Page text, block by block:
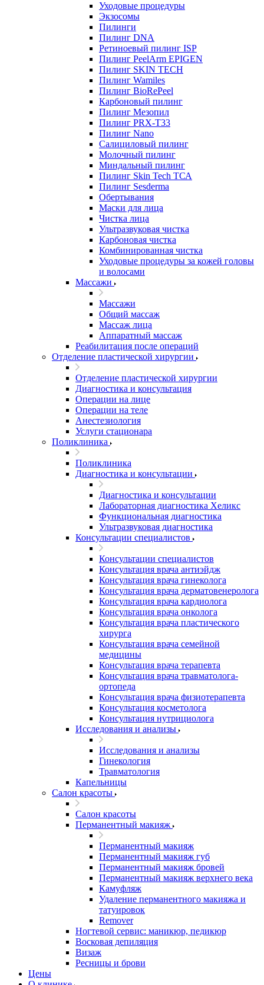
Уходовые процедуры
Экзосомы
Пилинги
Пилинг DNA
Ретиноевый пилинг ISP
Пилинг PeelArm EPIGEN
Пилинг SKIN TECH
Пилинг Wamiles
Пилинг BioRePeel
Карбоновый пилинг
Пилинг Мезопил
Пилинг PRX-T33
Пилинг Nano
Салициловый пилинг
Молочный пилинг
Миндальный пилинг
Пилинг Skin Tech ТСА
Пилинг Sesderma
Обертывания
Маски для лица
Чистка лица
Ультразвуковая чистка
Карбоновая чистка
Комбинированная чистка
Уходовые процедуры за кожей головы
и волосами
Массажи
Массажи
Общий массаж
Массаж лица
Аппаратный массаж
Реабилитация после операций
Отделение пластической хирургии
Отделение пластической хирургии
Диагностика и консультация
Операции на лице
Операции на теле
Анестезиология
Услуги стационара
Поликлиника
Поликлиника
Диагностика и консультации
Диагностика и консультации
Лабораторная диагностика Хеликс
Функциональная диагностика
Ультразвуковая диагностика
Консультации специалистов
Консультации специалистов
Консультация врача антиэйдж
Консультация врача гинеколога
Консультация врача дерматовенеролога
Консультация врача кардиолога
Консультация врача онколога
Консультация врача пластического
хирурга
Консультация врача семейной
медицины
Консультация врача терапевта
Консультация врача травматолога-
ортопеда
Консультация врача физиотерапевта
Консультация косметолога
Консультация нутрициолога
Исследования и анализы
Исследования и анализы
Гинекология
Травматология
Капельницы
Салон красоты
Салон красоты
Перманентный макияж
Перманентный макияж
Перманентный макияж губ
Перманентный макияж бровей
Перманентный макияж верхнего века
Камуфляж
Удаление перманентного макияжа и
татуировок
Remover
Ногтевой сервис: маникюр, педикюр
Восковая депиляция
Визаж
Ресницы и брови
Цены